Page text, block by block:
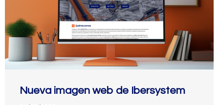
Nueva imagen web de Ibersystem